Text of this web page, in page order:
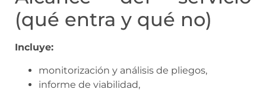
(qué entra y qué no)
Incluye:
monitorización y análisis de pliegos,
informe de viabilidad,